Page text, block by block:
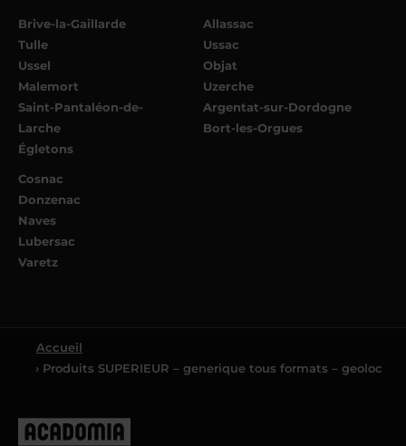
Brive-la-Gaillarde
Tulle
Ussel
Malemort
Saint-Pantaléon-de-
Larche
Égletons
Allassac
Ussac
Objat
Uzerche
Argentat-sur-Dordogne
Bort-les-Orgues
Cosnac
Donzenac
Naves
Lubersac
Varetz
Accueil
› Produits SUPERIEUR – generique tous formats – geoloc